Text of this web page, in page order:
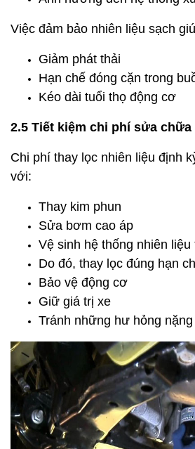
Việc đảm bảo nhiên liệu sạch
Giảm phát thải
Hạn chế đóng cặn trong
Kéo dài tuổi thọ động cơ
2.5 Tiết kiệm chi phí sửa chữa
Chi phí thay lọc nhiên liệu định
với:
Thay kim phun
Sửa bơm cao áp
Vệ sinh hệ thống nhiên liệu
Do đó, thay lọc đúng hạn
Bảo vệ động cơ
Giữ giá trị xe
Tránh những hư hỏng